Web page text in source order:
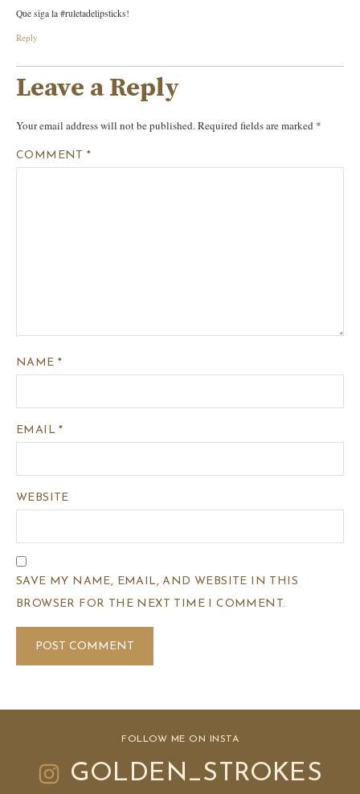
Que siga la #ruletadelipsticks!
Reply
Leave a Reply
Your email address will not be published.Required fields are marked *
COMMENT*
NAME *
EMAIL*
WEBSITE
SAVE MY NAME, EMAIL, AND WEBSITE IN THIS
BROWSER FOR THE NEXT TIME I COMMENT.
FOLLOW ME ON INSTA
GOLDEN_STROKES